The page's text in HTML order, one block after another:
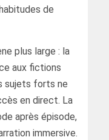
de
plus large : la
aux fictions
sujets forts ne
en direct. La
après épisode,
immersive.